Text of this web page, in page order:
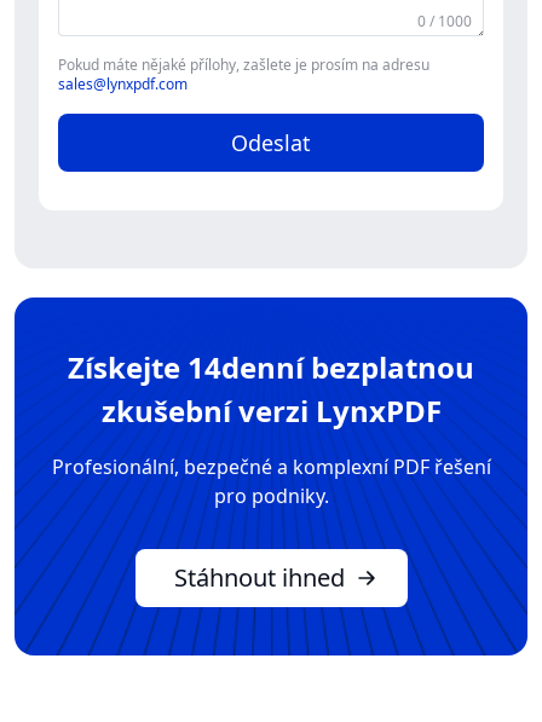
0 / 1000
Pokud máte nějaké přílohy, zašlete je prosím na adresu
sales@lynxpdf.com
Odeslat
Získejte 14denní bezplatnou
zkušební verzi LynxPDF
Profesionální, bezpečné a komplexní PDF řešení
pro podniky.
Stáhnout ihned